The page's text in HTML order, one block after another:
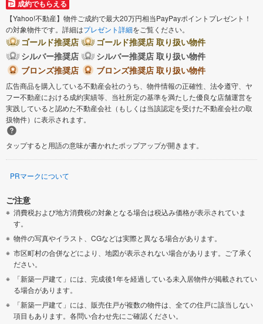
成約でもらえる
【Yahoo!不動産】物件ご成約で最大20万円相当PayPayポイントプレゼント！
の対象物件です。詳細はプレゼント詳細をご覧ください。
ゴールド推奨店
ゴールド推奨店 取り扱い物件
シルバー推奨店
シルバー推奨店 取り扱い物件
ブロンズ推奨店
ブロンズ推奨店 取り扱い物件
広告商品を購入している不動産会社のうち、物件情報の正確性、法令遵守、ヤ
フー不動産における成約実績等、当社所定の基準を満たした優良な店舗運営を
実践していると認めた不動産会社（もしくは当該認定を受けた不動産会社の取
扱物件）に表示されます。
タップすると用語の意味が書かれたポップアップが開きます。
PRマークについて
ご注意
消費税および地方消費税の対象となる場合は税込み価格が表示されていま
す。
物件の写真やイラスト、CGなどは実際と異なる場合があります。
市区町村の合併などにより、地図が表示されない場合があります。ご了承く
ださい。
「新築一戸建て」には、完成後1年を経過している未入居物件が掲載されてい
る場合があります。
「新築一戸建て」には、販売住戸が複数の物件は、全ての住戸に該当しない
項目もあります。各問い合わせ先にご確認ください。